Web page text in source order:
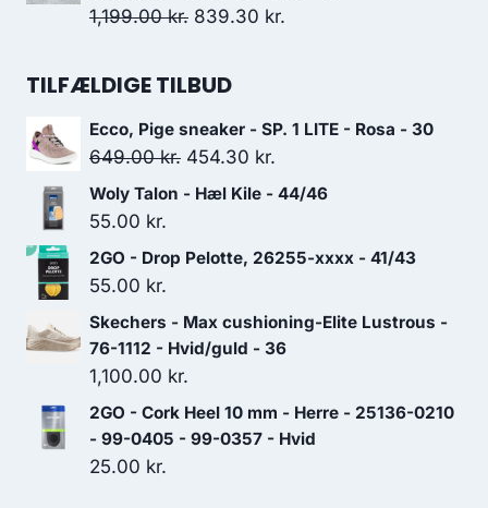
var:
er:
1,199.00kr. Den
pris
1,199.00 kr..
839.30 kr.
839.30 kr..
TILFÆLDIGE TILBUD
Ecco, Pige sneaker - SP. 1 LITE - Rosa - 30
649.00kr. Den
oprindelige
649.00 kr..
454.30 kr.
aktuelle
Woly Talon - Hæl Kile - 44/46
55.00 kr.
2GO - Drop Pelotte, 26255-xxxx - 41/43
55.00 kr.
Skechers - Max cushioning-Elite Lustrous -
76-1112 - Hvid/guld - 36
1,100.00 kr.
2GO - Cork Heel 10 mm - Herre - 25136-0210
- 99-0405 - 99-0357 - Hvid
25.00 kr.